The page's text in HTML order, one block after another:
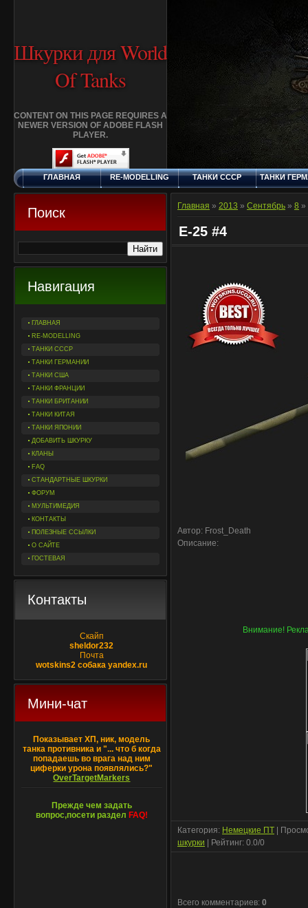
Шкурки для World
Of Tanks
CONTENT ON THIS PAGE REQUIRES A
NEWER VERSION OF ADOBE FLASH
PLAYER.
ПЯТНИЦА, 7.8.2026
ГЛАВНАЯ RE-MODELLING ТАНКИ СССР ТАНКИ
ДОБАВИТЬ
КЛАНЫ FAQ
Поиск
Навигация
ГЛАВНАЯ
RE-MODELLING
ТАНКИ СССР
ТАНКИ ГЕРМАНИИ
ТАНКИ США
ТАНКИ ФРАНЦИИ
ТАНКИ БРИТАНИИ
ТАНКИ КИТАЯ
ТАНКИ ЯПОНИИ
ДОБАВИТЬ ШКУРКУ
КЛАНЫ
FAQ
СТАНДАРТНЫЕ ШКУРКИ
ФОРУМ
МУЛЬТИМЕДИЯ
КОНТАКТЫ
ПОЛЕЗНЫЕ ССЫЛКИ
О САЙТЕ
ГОСТЕВАЯ
Контакты
Скайп
sheldor232
Почта
wotskins2 собака yandex.ru
Мини-чат
Показывает ХП, ник, модель
танка противника и "... что б когда
попадаешь во врага над ним
циферки урона появлялись?"
OverTargetMarkers
Прежде чем задать
вопрос,посети раздел FAQ!
Главная » 2013 » Сентябрь » 8 »
E-25 #4
Автор: Frost_Death
Описание:
Внимание!
Категория: Немецкие ПТ
шкурки
Рейтинг: 0.0/0
Всего комментариев: 0